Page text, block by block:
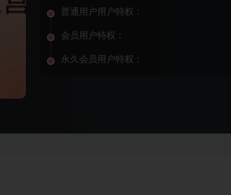
普通用户用户特权：
会员用户特权：
永久会员用户特权：